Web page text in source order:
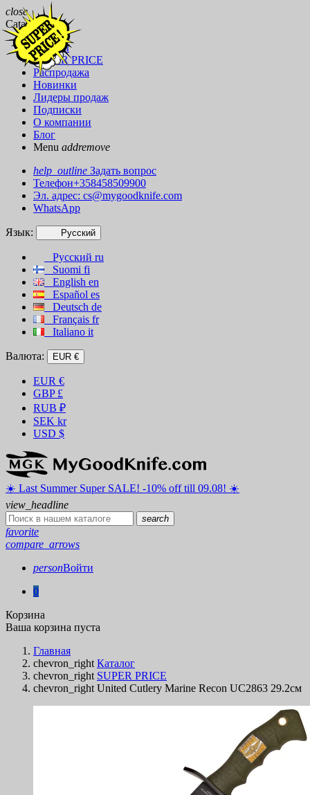
close
Catalog
Бренды
SUPER PRICE
Распродажа
Новинки
Лидеры продаж
Подписки
О компании
Блог
Menu addremove
help_outline Задать вопрос
Телефон+358458509900
Эл. адрес: cs@mygoodknife.com
WhatsApp
Язык: Русский
Русский ru
Suomi fi
English en
Español es
Deutsch de
Français fr
Italiano it
Валюта: EUR €
EUR €
GBP £
RUB ₽
SEK kr
USD $
☀️ ️Last Summer Super SALE! -10% off till 09.08! ☀️
view_headline
search
favorite
compare_arrows
personВойти
0
Корзина
Ваша корзина пуста
Главная
chevron_right Каталог
chevron_right SUPER PRICE
chevron_right United Cutlery Marine Recon UC2863 29.2см